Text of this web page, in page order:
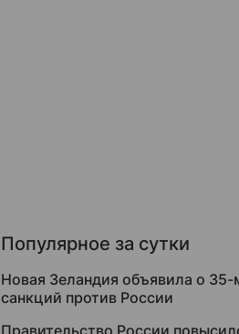
Популярное за сутки
Новая Зеландия объявила о 35-
санкций против России
Правительство России